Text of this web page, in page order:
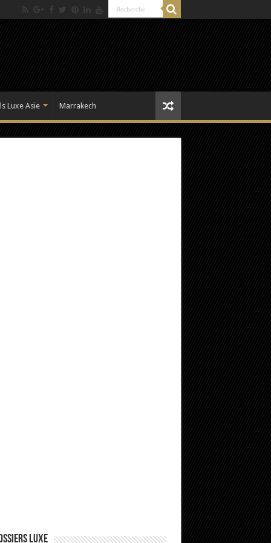
Luxe Asie Marrakech
Luxe